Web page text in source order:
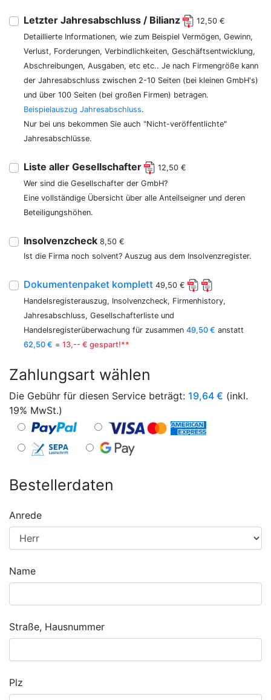
Letzter Jahresabschluss / Bilianz
12,50 €
Detaillierte Informationen, wie zum Beispiel Vermögen, Gewinn,
Verlust, Forderungen, Verbindlichkeiten, Geschäftsentwicklung,
Abschreibungen, Ausgaben, etc etc.. Je nach Firmengröße kann
der Jahresabschluss zwischen 2-10 Seiten (bei kleinen GmbH's)
und über 100 Seiten (bei großen Firmen) betragen.
Beispielauszug Jahresabschluss.
Nur bei uns bekommen Sie auch "Nicht-veröffentlichte"
Jahresabschlüsse.
Liste aller Gesellschafter
12,50 €
Wer sind die Gesellschafter der GmbH?
Eine vollständige Übersicht über alle Anteilseigner und deren
Beteiligungshöhen.
Insolvenzcheck 8,50 €
Ist die Firma noch solvent? Auszug aus dem Insolvenzregister.
Dokumentenpaket komplett 49,50 €
Handelsregisterauszug, Insolvenzcheck, Firmenhistory,
Jahresabschluss, Gesellschafterliste und
Handelsregisterüberwachung für zusammen 49,50 € anstatt
62,50 € = 13,-- € gespart!**
Zahlungsart wählen
Die Gebühr für diesen Service beträgt: 19,64 € (inkl.
19% MwSt.)
Bestellerdaten
Anrede
Name
Straße, Hausnummer
Plz